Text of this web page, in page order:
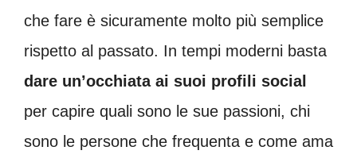
che fare è sicuramente molto più semplice
rispetto al passato. In tempi moderni basta
dare un’occhiata ai suoi profili social
per capire quali sono le sue passioni, chi
sono le persone che frequenta e come ama